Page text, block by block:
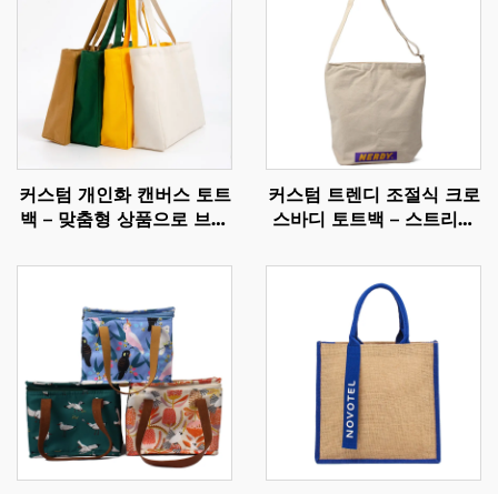
커스텀 개인화 캔버스 토트
백 – 맞춤형 상품으로 브랜
커스텀 트렌디 조절식 크로
스바디 토트백 – 스트리트
컬러